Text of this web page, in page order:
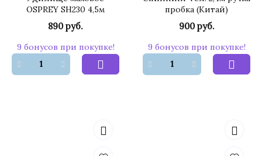
OSPREY SH230 4,5м
890 руб.
9 бонусов при покупке!
пробка (Китай)
900 руб.
9 бонусов при покупке!